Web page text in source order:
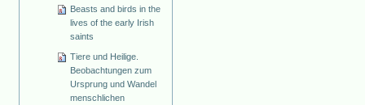
Beasts and birds in the
lives of the early Irish
saints
Tiere und Heilige.
Beobachtungen zum
Ursprung und Wandel
menschlichen